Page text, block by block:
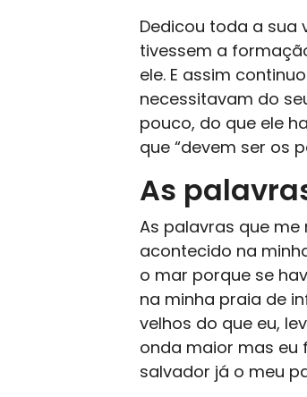
Dedicou toda a sua
tivessem a
ele. E assim
necessitavam do
pouco, do que ele
que “devem ser os
As
As palavras que
acontecido na
o mar porque se
na minha praia de
velhos do que eu,
onda maior mas eu
salvador já o meu